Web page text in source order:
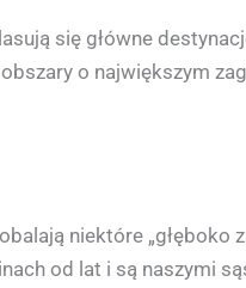
się główne
o największym
niektóre
od lat i są naszymi